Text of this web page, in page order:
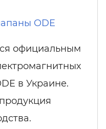
ODE
официальным
в Украине.